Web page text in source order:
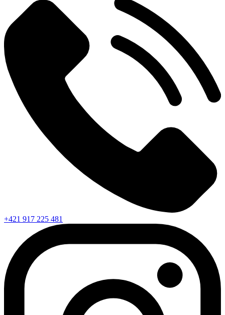
+421 917 225 481